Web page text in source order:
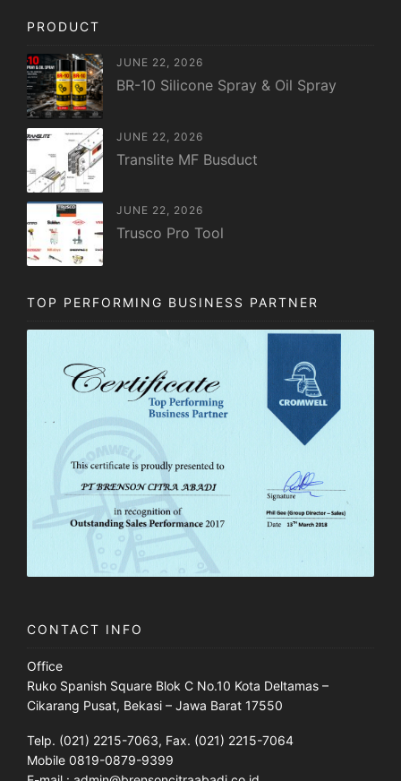
PRODUCT
JUNE 22, 2026
BR-10 Silicone Spray & Oil Spray
JUNE 22, 2026
Translite MF Busduct
JUNE 22, 2026
Trusco Pro Tool
TOP PERFORMING BUSINESS PARTNER
CONTACT INFO
Office
Ruko Spanish Square Blok C No.10 Kota Deltamas –
Cikarang Pusat, Bekasi – Jawa Barat 17550
Telp. (021) 2215-7063, Fax. (021) 2215-7064
Mobile 0819-0879-9399